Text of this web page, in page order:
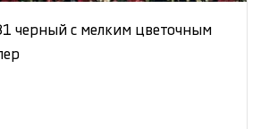
черный с мелким цветочным